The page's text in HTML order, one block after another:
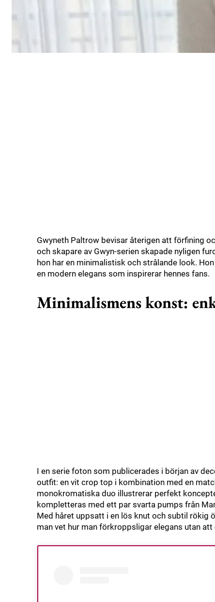
Gwyneth Paltrow bevisar återigen att förfining
och skapare av Gwyn-serien skapade nyligen
hon har en minimalistisk och strålande look.
en modern elegans som inspirerar hennes fans.
Minimalismens konst:
I en serie foton som publicerades i början av
outfit: en vit crop top i kombination med en
monokromatiska duo illustrerar perfekt
kompletteras med ett par svarta pumps från
Med håret uppsatt i en lös knut och subtil rökig
man vet hur man förkroppsligar elegans utan att